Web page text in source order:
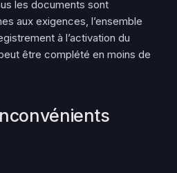
les documents sont
aux exigences, l’ensemble
à l’activation du
être complété en moins de